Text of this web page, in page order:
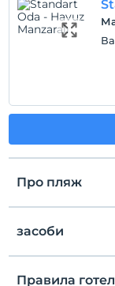
Про пляж
засоби
Правила